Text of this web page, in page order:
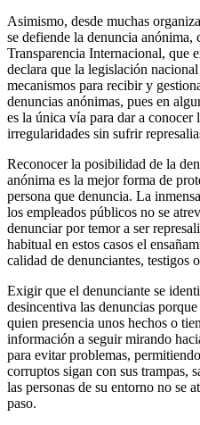
Asimismo, desde muchas
se defiende la denuncia anónima,
Transparencia Internacional, que
declara que la legislación
mecanismos para recibir y
denuncias anónimas, pues en
es la única vía para dar a conocer
irregularidades sin sufrir
Reconocer la posibilidad de la
anónima es la mejor forma de
persona que denuncia. La
los empleados públicos no se
denunciar por temor a ser
habitual en estos casos el
calidad de denunciantes, testigos
Exigir que el denunciante se
desincentiva las denuncias
quien presencia unos hechos o
información a seguir mirando
para evitar problemas,
corruptos sigan con sus trampas,
las personas de su entorno no se
paso.